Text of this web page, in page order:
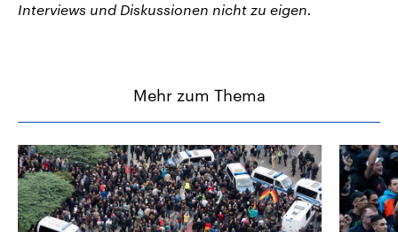
Interviews und Diskussionen nicht zu eigen.
Mehr zum Thema